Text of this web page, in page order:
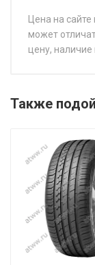
Цена на
может
цену, наличие
Rauffan
Rauffan
Rauffan
Rauffan
Также